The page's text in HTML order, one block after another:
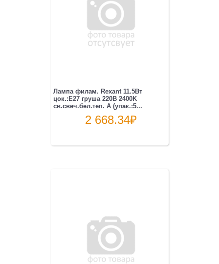
Лампа филам. Rexant 11.5Вт
цок.:E27 груша 220B 2400K
св.свеч.бел.теп. A (упак.:5...
2 668.34₽